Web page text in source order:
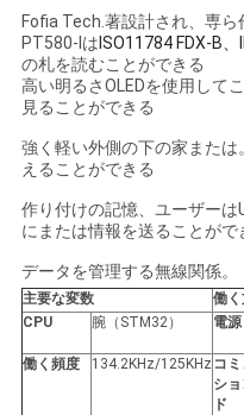
達
に
連
絡
し
な
さ
い
Fofia Tech.著設計され、専ら
PT580-Iは ISO11784 FDX-B
の札を読むことができる
高い明るさOLEDを使用して
見ることができる
強く軽い外側の下の家また
えることができる
作り付けの記憶、ユーザー
にまたは情報を送ることがで
データを管理する無線関係。
主要な変数 働
CPU
腕（STM32） 電源
働く頻度 134.2KHz/125KHzコ
シ
ド